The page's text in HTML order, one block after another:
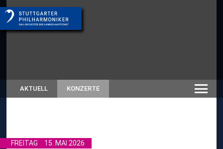
AKTUELL KONZERTE
FREITAG 15. MAI 2026